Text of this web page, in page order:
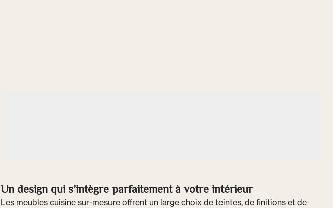
Un design qui s’intègre parfaitement à votre intérieur
Les meubles cuisine sur-mesure offrent un large choix de teintes, de finitions et de